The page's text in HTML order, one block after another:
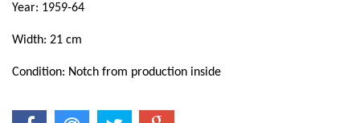
Year: 1959-64
Width: 21 cm
Condition: Notch from production inside